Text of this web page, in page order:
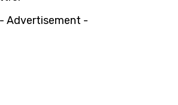
- Advertisement -